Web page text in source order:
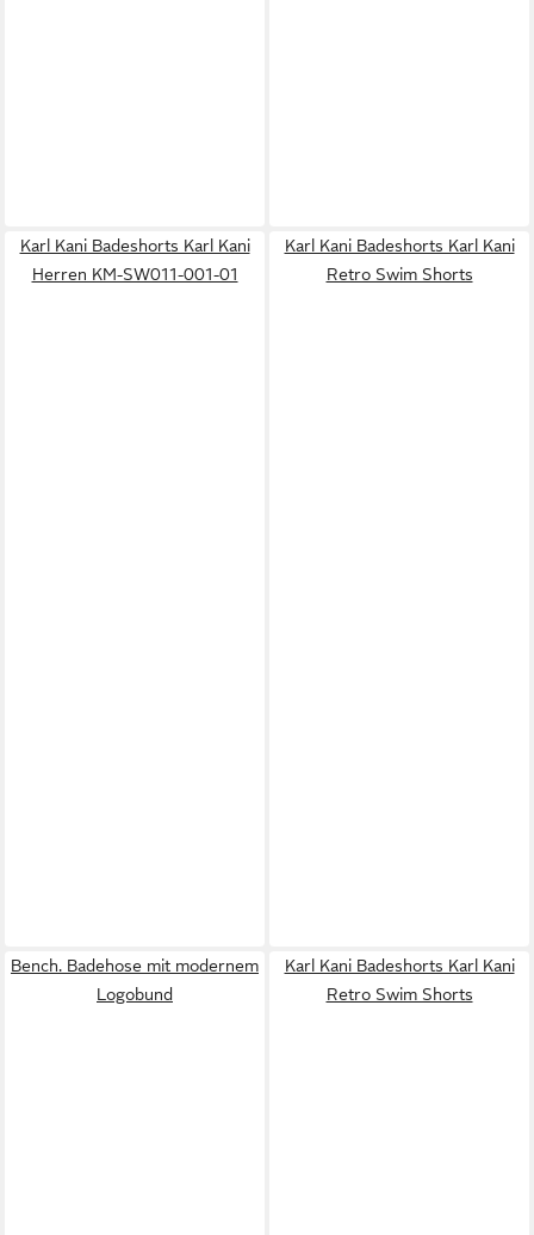
Karl Kani Badeshorts Karl Kani
Herren KM-SW011-001-01
Karl Kani Badeshorts Karl Kani
Retro Swim Shorts
Bench. Badehose mit modernem
Logobund
Karl Kani Badeshorts Karl Kani
Retro Swim Shorts